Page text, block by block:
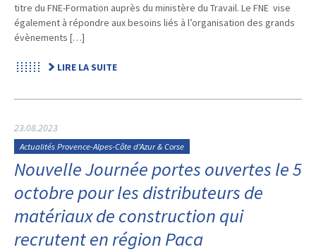
titre du FNE-Formation auprès du ministère du Travail. Le FNE vise
également à répondre aux besoins liés à l’organisation des grands
évènements […]
LIRE LA SUITE
23.08.2023
Actualités Provence-Alpes-Côte d'Azur & Corse
Nouvelle Journée portes ouvertes le 5
octobre pour les distributeurs de
matériaux de construction qui
recrutent en région Paca